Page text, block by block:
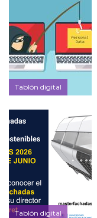
Tablón digital
Tablón digital